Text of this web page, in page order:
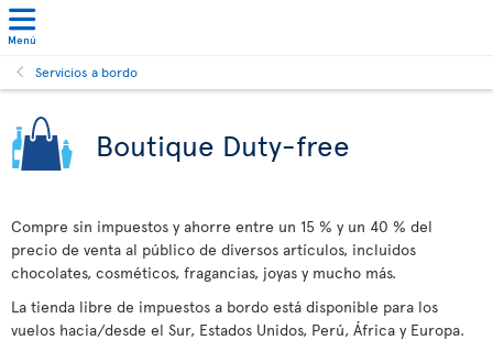
Menú
Servicios a bordo
Boutique Duty-free
Compre sin impuestos y ahorre entre un 15 % y un 40 % del
precio de venta al público de diversos artículos, incluidos
chocolates, cosméticos, fragancias, joyas y mucho más.
La tienda libre de impuestos a bordo está disponible para los
vuelos hacia/desde el Sur, Estados Unidos, Perú, África y Europa.